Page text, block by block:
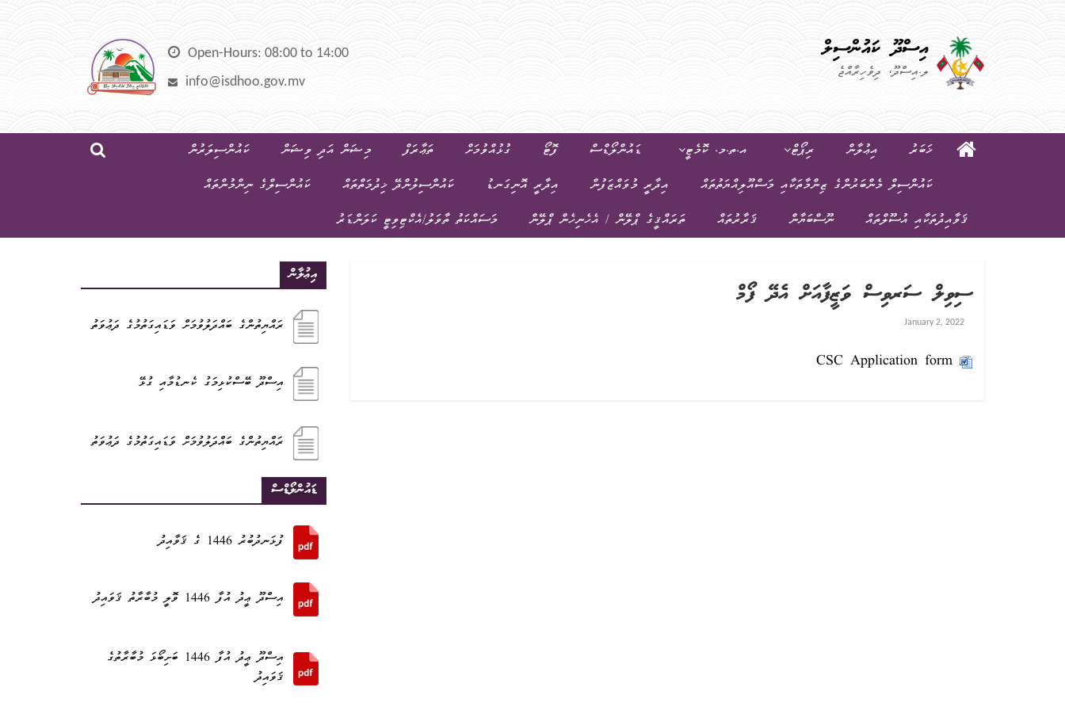
Skip
އިސްދޫ ކައުންސިލް
ލ.އިސްދޫ، ދިވެހިރާއްޖެ
Open-Hours: 08:00 to 14:00
info@isdhoo.gov.mv
ޚަބަރު އިޢުލާން ރިޕޯޓް އ.ތ.މ. ކޮމެޓީ ޑައުންލޯޑްސް ފޮޓޯ ގުޅުއްވުމަށް ތަޢާރަފް މިޝަން އަދި ވިޝަން
ކައުންސިލަރުން
ކައުންސިލް މެންބަރުންގެ ޒިންމާތަކާއި މަސްއޫލިއްޔަތުތައް
އިދާރީ މުވައްޒަފުން އިދާރީ އޮނިގަނޑު ކައުންސިލުންދޭ ޚިދުމަތްތައް
ކައުންސިލްގެ ނިންމުންތައް
ޤަވާއިދުތަކާއި އުސޫލްތައް
ނޫސްބަޔާން ޤަރާރުތައް ތަރައްޤީގެ ޕްލޭން / އެހެނިހެން ޕްލޭން މަސައްކަތު ތާވަލު/އެކްޓިވިޓީ ކަލަންޑަރު
ސިވިލް ސަރވިސް ވަޒީފާއަށް އެދޭ ފޯމް
January 2, 2022
CSC Application form
އިޢުލާން
ރައްޔިތުންގެ ބައްދަލުވުމަށް ވަޑައިގަތުމުގެ ދަޢުވަތު
އިސްދޫ ބޭސްކުޅިމަގު ކެނޑުމާއި ގުޅޭ
ރައްޔިތުންގެ ބައްދަލުވުމަށް ވަޑައިގަތުމުގެ ދަޢުވަތު
ޑައުންލޯޑްސް
ފުޅަނދުބުރު 1446 ގެ ޤަވާއިދު
އިސްދޫ ޢީދު އުފާ 1446 ވޮލީ މުބާރާތު ޤަވައިދު
އިސްދޫ ޢީދު އުފާ 1446 ބަށިބޯޅަ މުބާރާތުގެ
ޤަވައިދު